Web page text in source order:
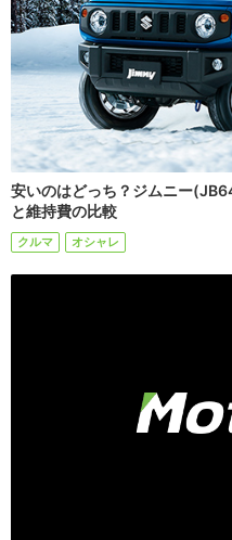
安いのはどっち？ジムニー
と維持費の比較
クルマ オシャレ